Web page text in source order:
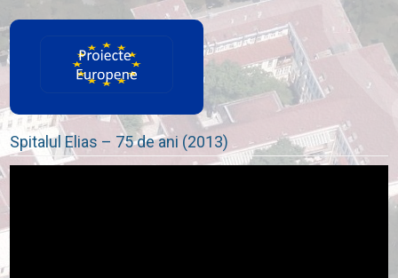
Spitalul Elias – 75 de ani (2013)
Player